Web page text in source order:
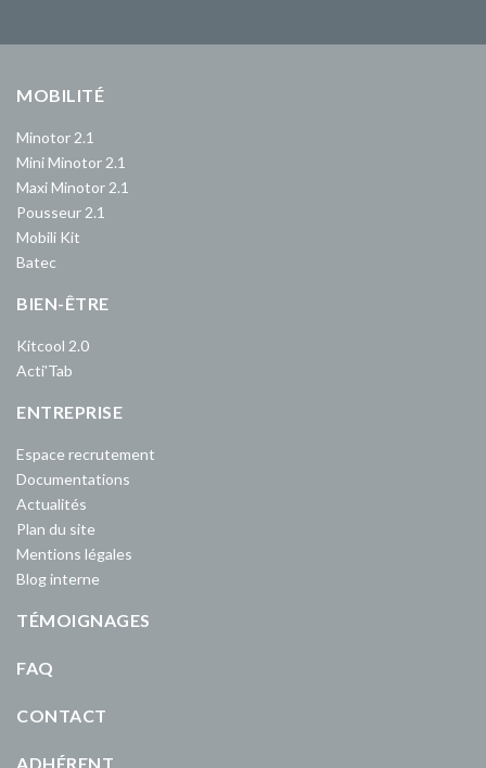
MOBILITÉ
Minotor 2.1
Mini Minotor 2.1
Maxi Minotor 2.1
Pousseur 2.1
Mobili Kit
Batec
BIEN-ÊTRE
Kitcool 2.0
Acti'Tab
ENTREPRISE
Espace recrutement
Documentations
Actualités
Plan du site
Mentions légales
Blog interne
TÉMOIGNAGES
FAQ
CONTACT
ADHÉRENT